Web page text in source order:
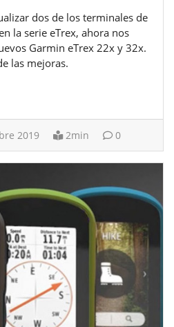
dos de los terminales de
la serie eTrex, ahora nos
Garmin eTrex 22x y 32x.
las mejoras.
2019 2min 0